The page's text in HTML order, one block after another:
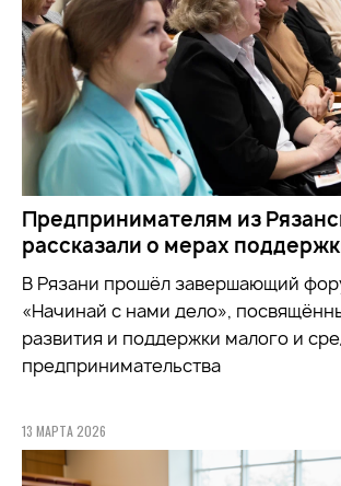
Предпринимателям из
рассказали о мерах
В Рязани прошёл завершающий
«Начинай с нами дело»,
развития и поддержки малого и
предпринимательства
13 МАРТА 2026